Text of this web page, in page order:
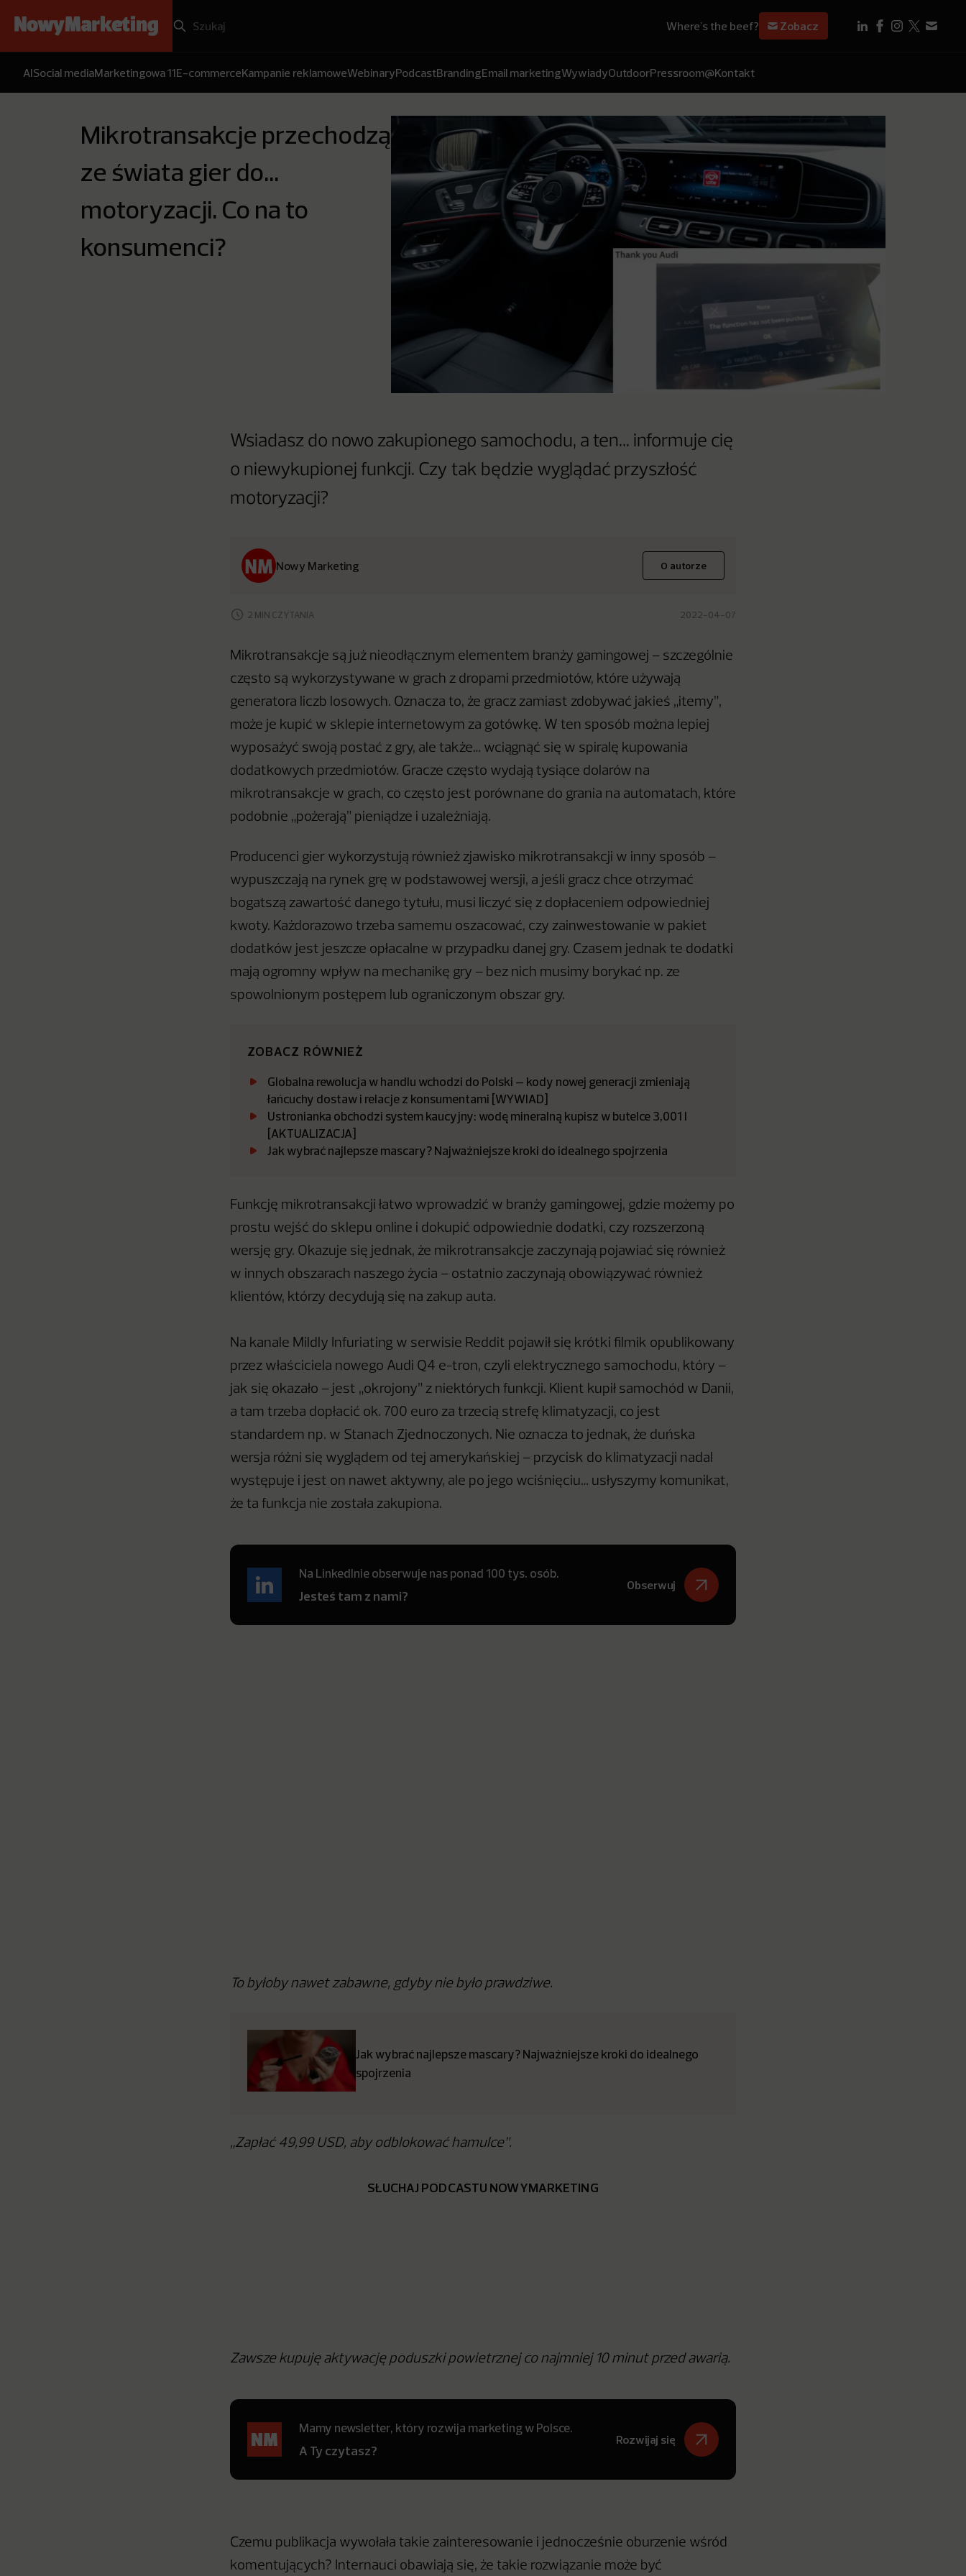
Where's the beef? Zobacz
AISocial mediaMarketingowa 11E-commerceKampanie reklamoweWebinaryPodcastBrandingEmail marketingWywiadyOutdoorPressroom@Kontakt
Mikrotransakcje przechodzą
ze świata gier do…
motoryzacji. Co na to
konsumenci?
Wsiadasz do nowo zakupionego samochodu, a ten... informuje cię
o niewykupionej funkcji. Czy tak będzie wyglądać przyszłość
motoryzacji?
Nowy Marketing O autorze
2 MIN CZYTANIA 2022-04-07
Mikrotransakcje są już nieodłącznym elementem branży gamingowej – szczególnie
często są wykorzystywane w grach z dropami przedmiotów, które używają
generatora liczb losowych. Oznacza to, że gracz zamiast zdobywać jakieś „itemy”,
może je kupić w sklepie internetowym za gotówkę. W ten sposób można lepiej
wyposażyć swoją postać z gry, ale także… wciągnąć się w spiralę kupowania
dodatkowych przedmiotów. Gracze często wydają tysiące dolarów na
mikrotransakcje w grach, co często jest porównane do grania na automatach, które
podobnie „pożerają” pieniądze i uzależniają.
Producenci gier wykorzystują również zjawisko mikrotransakcji w inny sposób –
wypuszczają na rynek grę w podstawowej wersji, a jeśli gracz chce otrzymać
bogatszą zawartość danego tytułu, musi liczyć się z dopłaceniem odpowiedniej
kwoty. Każdorazowo trzeba samemu oszacować, czy zainwestowanie w pakiet
dodatków jest jeszcze opłacalne w przypadku danej gry. Czasem jednak te dodatki
mają ogromny wpływ na mechanikę gry – bez nich musimy borykać np. ze
spowolnionym postępem lub ograniczonym obszar gry.
ZOBACZ RÓWNIEŻ
Globalna rewolucja w handlu wchodzi do Polski – kody nowej generacji zmieniają
łańcuchy dostaw i relacje z konsumentami [WYWIAD]
Ustronianka obchodzi system kaucyjny: wodę mineralną kupisz w butelce 3,001 l
[AKTUALIZACJA]
Jak wybrać najlepsze mascary? Najważniejsze kroki do idealnego spojrzenia
Funkcję mikrotransakcji łatwo wprowadzić w branży gamingowej, gdzie możemy po
prostu wejść do sklepu online i dokupić odpowiednie dodatki, czy rozszerzoną
wersję gry. Okazuje się jednak, że mikrotransakcje zaczynają pojawiać się również
w innych obszarach naszego życia – ostatnio zaczynają obowiązywać również
klientów, którzy decydują się na zakup auta.
Na kanale Mildly Infuriating w serwisie Reddit pojawił się krótki filmik opublikowany
przez właściciela nowego Audi Q4 e-tron, czyli elektrycznego samochodu, który –
jak się okazało – jest „okrojony” z niektórych funkcji. Klient kupił samochód w Danii,
a tam trzeba dopłacić ok. 700 euro za trzecią strefę klimatyzacji, co jest
standardem np. w Stanach Zjednoczonych. Nie oznacza to jednak, że duńska
wersja różni się wyglądem od tej amerykańskiej – przycisk do klimatyzacji nadal
występuje i jest on nawet aktywny, ale po jego wciśnięciu… usłyszymy komunikat,
że ta funkcja nie została zakupiona.
Na LinkedInie obserwuje nas ponad 100 tys. osób.
Jesteś tam z nami?
Obserwuj
To byłoby nawet zabawne, gdyby nie było prawdziwe.
Jak wybrać najlepsze mascary? Najważniejsze kroki do idealnego
spojrzenia
„Zapłać 49,99 USD, aby odblokować hamulce”.
SŁUCHAJ PODCASTU NOWYMARKETING
Zawsze kupuję aktywację poduszki powietrznej co najmniej 10 minut przed awarią.
Mamy newsletter, który rozwija marketing w Polsce.
A Ty czytasz?
Rozwijaj się
Czemu publikacja wywołała takie zainteresowanie i jednocześnie oburzenie wśród
komentujących? Internauci obawiają się, że takie rozwiązanie może być